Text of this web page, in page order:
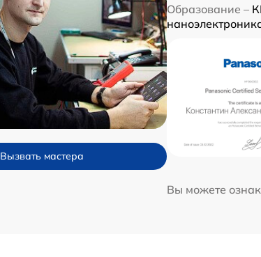
Вызвать мастера
Образование –
Вы можете